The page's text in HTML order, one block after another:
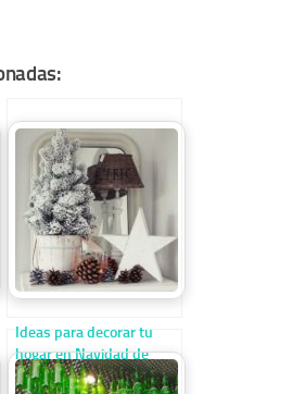
Ideas para decorar tu
hogar en Navidad de
forma sencilla y original